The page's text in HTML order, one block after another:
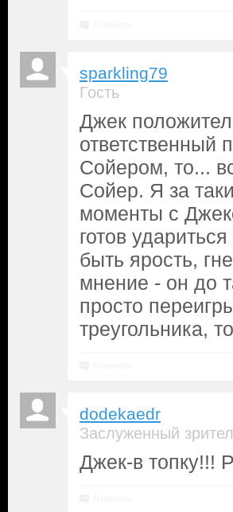
sparkling79
Гость
Джек
ответственный
Сойером, то...
Сойер. Я за
моменты с
готов
быть ярость,
мнение - он до
просто
треугольника,
dodekaedr
Заслуженный
Джек-в топку!!!